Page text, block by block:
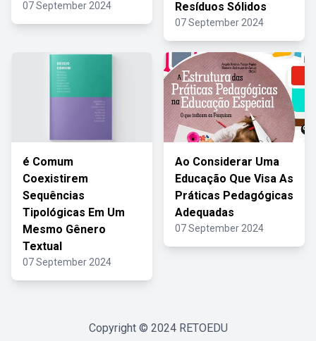
07 September 2024
Resíduos Sólidos
07 September 2024
é Comum
Coexistirem
Sequências
Tipológicas Em Um
Mesmo Gênero
Textual
07 September 2024
Ao Considerar Uma
Educação Que Visa As
Práticas Pedagógicas
Adequadas
07 September 2024
Copyright © 2024 RETOEDU